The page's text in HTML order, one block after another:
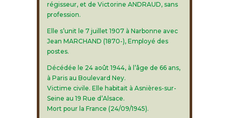
régisseur, et de Victorine ANDRAUD, sans
profession.
Elle s’unit le 7 juillet 1907 à Narbonne avec
Jean MARCHAND (1870-), Employé des
postes.
Décédée le 24 août 1944, à l’âge de 66 ans,
à Paris au Boulevard Ney.
Victime civile. Elle habitait à Asnières-sur-
Seine au 19 Rue d’Alsace.
Mort pour la France (24/09/1945).